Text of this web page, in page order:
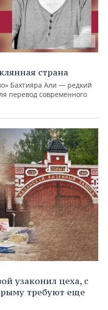
страна
Бахтияра Али — редкий
перевод современного
узаконил цеха, с
требуют еще